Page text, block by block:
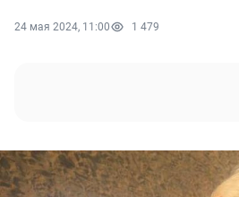
24 мая 2024, 11:00 1 479